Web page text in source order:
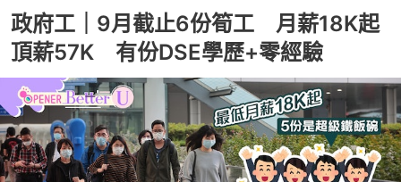
政府工｜9月截止6份筍工 月薪18K起
頂薪57K 有份DSE學歷+零經驗